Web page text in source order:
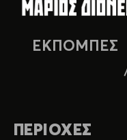
ΕΚΠΟΜΠΕΣ
ΠΕΡΙΟΧΕΣ